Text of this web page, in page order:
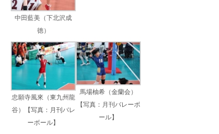
中田藍美（下北沢成
徳）
忠願寺風來（東九州龍
谷）【写真：月刊バレ
ーボール】
馬場柚希（金蘭会）
【写真：月刊バレーボ
ール】